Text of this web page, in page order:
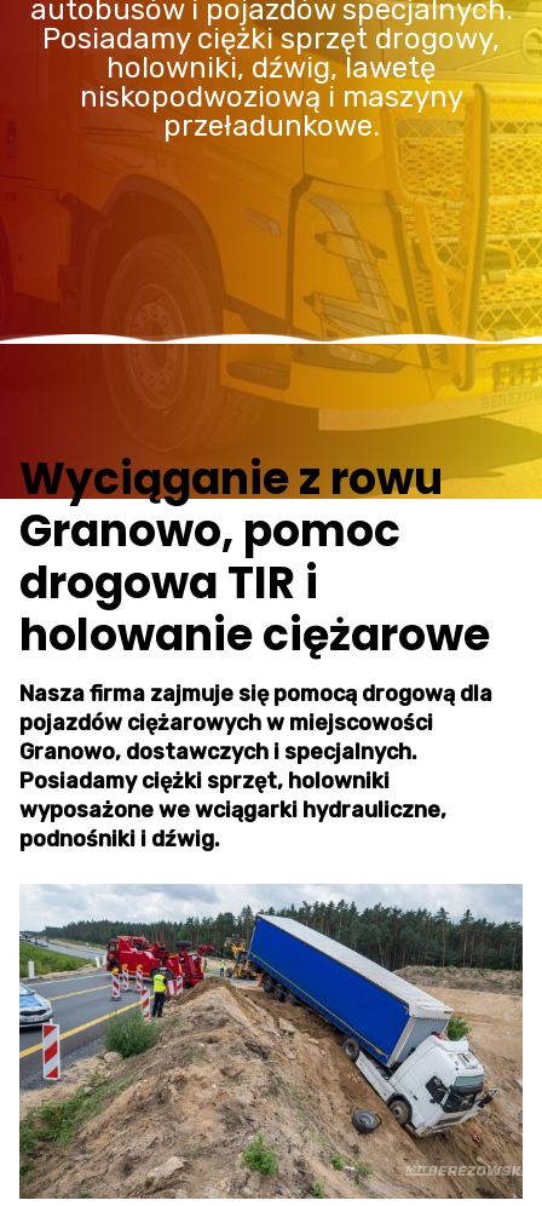
autobusów i pojazdów specjalnych.
Posiadamy ciężki sprzęt drogowy,
holowniki, dźwig, lawetę
niskopodwoziową i maszyny
przeładunkowe.
Wyciąganie z rowu
Granowo, pomoc
drogowa TIR i
holowanie ciężarowe
Nasza firma zajmuje się pomocą drogową dla
pojazdów ciężarowych w miejscowości
Granowo, dostawczych i specjalnych.
Posiadamy ciężki sprzęt, holowniki
wyposażone we wciągarki hydrauliczne,
podnośniki i dźwig.